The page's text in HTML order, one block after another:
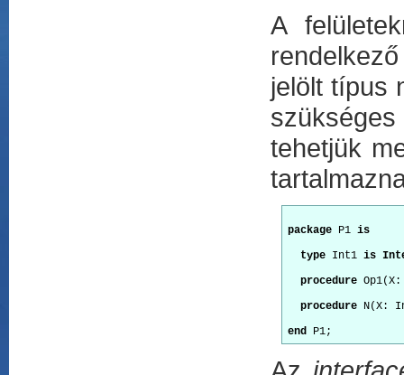
A
jelölt típus
tehetjük
package P1 is
type Int1 is
procedure
procedure N(X:
end